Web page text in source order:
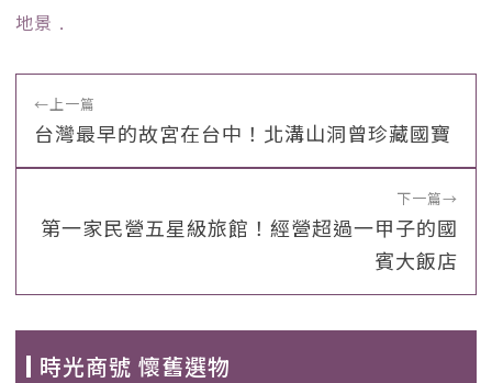
地景 ﹒
←上一篇
台灣最早的故宮在台中！北溝山洞曾珍藏國寶
下一篇→
第一家民營五星級旅館！經營超過一甲子的國
賓大飯店
時光商號 懷舊選物